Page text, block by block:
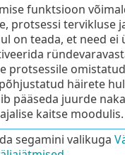
funktsioon
protsessi tervikluse
on teada, et need
protsessile
häirete
pääseda juurde
kaitse moodulis.
segamini valikuga